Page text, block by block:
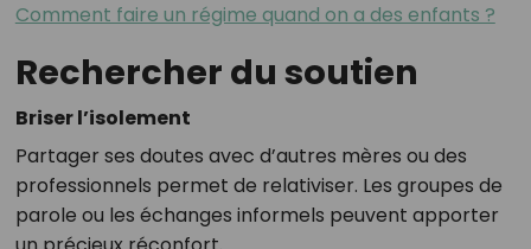
Comment faire un régime quand on a des enfants ?
Rechercher du soutien
Briser l’isolement
Partager ses doutes avec d’autres mères ou des
professionnels permet de relativiser. Les groupes de
parole ou les échanges informels peuvent apporter